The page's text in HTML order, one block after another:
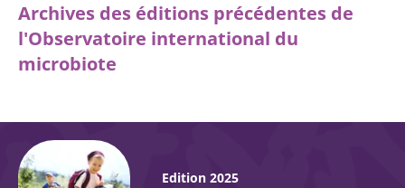
Archives des éditions précédentes de
l'Observatoire international du
microbiote
Edition 2025